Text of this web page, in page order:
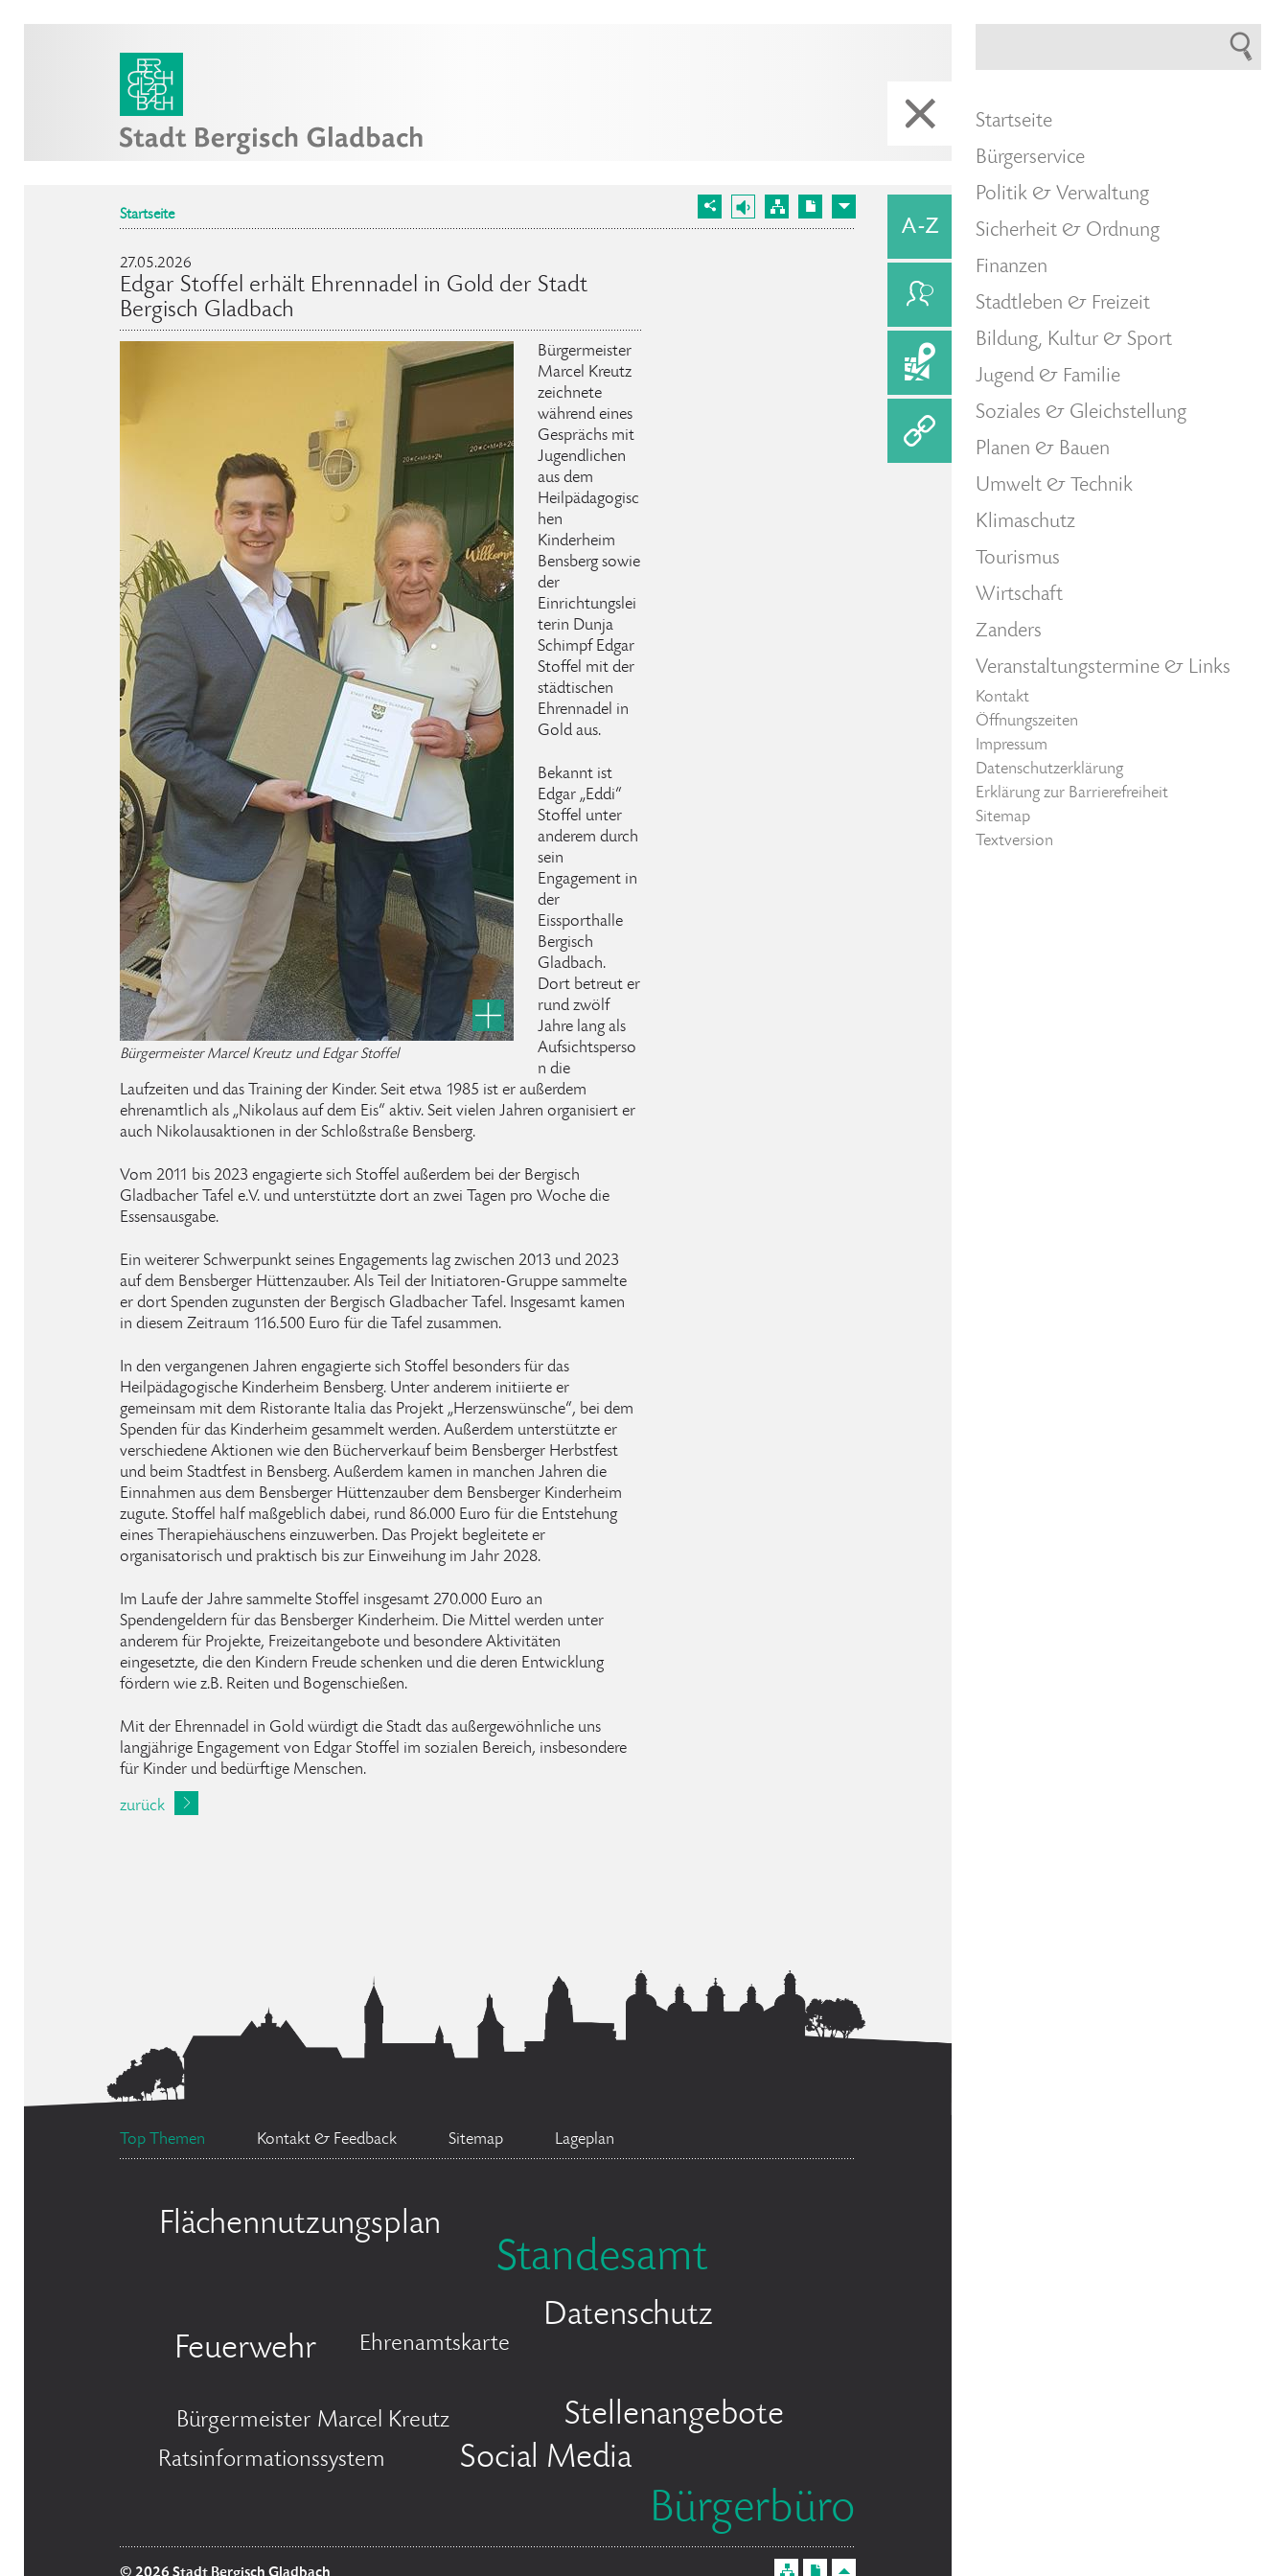
Startseite
27.05.2026
Edgar Stoffel erhält Ehrennadel in Gold der Stadt
Bergisch Gladbach
Bürgermeister Marcel Kreutz und Edgar Stoffel
Bürgermeister
Marcel Kreutz
zeichnete
während eines
Gesprächs mit
Jugendlichen
aus dem
Heilpädagogisc
hen
Kinderheim
Bensberg sowie
der
Einrichtungslei
terin Dunja
Schimpf Edgar
Stoffel mit der
städtischen
Ehrennadel in
Gold aus.
Bekannt ist
Edgar „Eddi“
Stoffel unter
anderem durch
sein
Engagement in
der
Eissporthalle
Bergisch
Gladbach.
Dort betreut er
rund zwölf
Jahre lang als
Aufsichtsperso
n die
Laufzeiten und das Training der Kinder. Seit etwa 1985 ist er außerdem
ehrenamtlich als „Nikolaus auf dem Eis“ aktiv. Seit vielen Jahren organisiert er
auch Nikolausaktionen in der Schloßstraße Bensberg.
Vom 2011 bis 2023 engagierte sich Stoffel außerdem bei der Bergisch
Gladbacher Tafel e.V. und unterstützte dort an zwei Tagen pro Woche die
Essensausgabe.
Ein weiterer Schwerpunkt seines Engagements lag zwischen 2013 und 2023
auf dem Bensberger Hüttenzauber. Als Teil der Initiatoren-Gruppe sammelte
er dort Spenden zugunsten der Bergisch Gladbacher Tafel. Insgesamt kamen
in diesem Zeitraum 116.500 Euro für die Tafel zusammen.
In den vergangenen Jahren engagierte sich Stoffel besonders für das
Heilpädagogische Kinderheim Bensberg. Unter anderem initiierte er
gemeinsam mit dem Ristorante Italia das Projekt „Herzenswünsche“, bei dem
Spenden für das Kinderheim gesammelt werden. Außerdem unterstützte er
verschiedene Aktionen wie den Bücherverkauf beim Bensberger Herbstfest
und beim Stadtfest in Bensberg. Außerdem kamen in manchen Jahren die
Einnahmen aus dem Bensberger Hüttenzauber dem Bensberger Kinderheim
zugute. Stoffel half maßgeblich dabei, rund 86.000 Euro für die Entstehung
eines Therapiehäuschens einzuwerben. Das Projekt begleitete er
organisatorisch und praktisch bis zur Einweihung im Jahr 2028.
Im Laufe der Jahre sammelte Stoffel insgesamt 270.000 Euro an
Spendengeldern für das Bensberger Kinderheim. Die Mittel werden unter
anderem für Projekte, Freizeitangebote und besondere Aktivitäten
eingesetzte, die den Kindern Freude schenken und die deren Entwicklung
fördern wie z.B. Reiten und Bogenschießen.
Mit der Ehrennadel in Gold würdigt die Stadt das außergewöhnliche uns
langjährige Engagement von Edgar Stoffel im sozialen Bereich, insbesondere
für Kinder und bedürftige Menschen.
zurück
Top Themen Kontakt & Feedback Sitemap Lageplan
Flächennutzungsplan
Standesamt
Feuerwehr Ehrenamtskarte
Datenschutz
Bürgermeister Marcel Kreutz Stellenangebote
Ratsinformationssystem Social Media
Bürgerbüro
Startseite
Bürgerservice
Politik & Verwaltung
Sicherheit & Ordnung
Finanzen
Stadtleben & Freizeit
Bildung, Kultur & Sport
Jugend & Familie
Soziales & Gleichstellung
Planen & Bauen
Umwelt & Technik
Klimaschutz
Tourismus
Wirtschaft
Zanders
Veranstaltungstermine & Links
Kontakt
Öffnungszeiten
Impressum
Datenschutzerklärung
Erklärung zur Barrierefreiheit
Sitemap
Textversion